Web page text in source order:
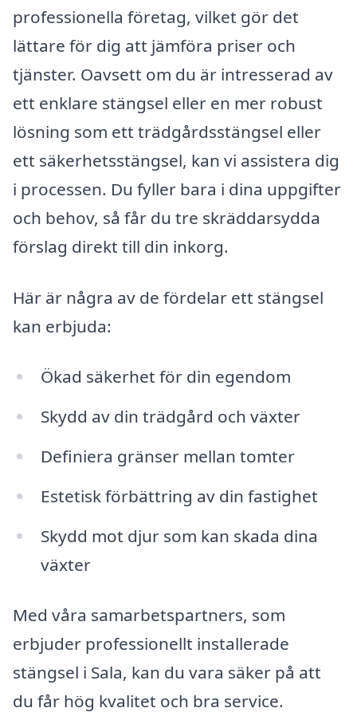
professionella företag, vilket gör det
lättare för dig att jämföra priser och
tjänster. Oavsett om du är intresserad av
ett enklare stängsel eller en mer robust
lösning som ett trädgårdsstängsel eller
ett säkerhetsstängsel, kan vi assistera dig
i processen. Du fyller bara i dina uppgifter
och behov, så får du tre skräddarsydda
förslag direkt till din inkorg.
Här är några av de fördelar ett stängsel
kan erbjuda:
Ökad säkerhet för din egendom
Skydd av din trädgård och växter
Definiera gränser mellan tomter
Estetisk förbättring av din fastighet
Skydd mot djur som kan skada dina
växter
Med våra samarbetspartners, som
erbjuder professionellt installerade
stängsel i Sala, kan du vara säker på att
du får hög kvalitet och bra service.